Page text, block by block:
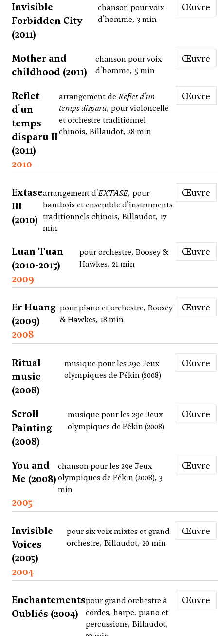
Invisible
Forbidden City
(2011)
chanson pour voix
d'homme, 3 min
Œuvre
Mother and
childhood (2011)
chanson pour voix
d'homme, 5 min
Œuvre
Reflet
d'un
temps
disparu II
(2011)
arrangement deReflet d'un
temps disparu, pour violoncelle
et orchestre traditionnel
chinois, Billaudot, 28 min
Œuvre
2010
Extase
III
(2010)
arrangement d'EXTASE, pour
hautbois et ensemble d'instruments
traditionnels chinois, Billaudot, 17
min
Œuvre
Luan Tuan
(2010-2015)
pour orchestre, Boosey &
Hawkes, 21 min
Œuvre
2009
Er Huang
(2009)
pour piano et orchestre, Boosey
& Hawkes, 18 min
Œuvre
2008
Ritual
music
(2008)
musique pour les 29e Jeux
olympiques de Pékin (2008)
Œuvre
Scroll
Painting
(2008)
musique pour les 29e Jeux
olympiques de Pékin (2008)
Œuvre
You and
Me (2008)
chanson pour les 29e Jeux
olympiques de Pékin (2008), 3
min
Œuvre
2005
Invisible
Voices
(2005)
pour six voix mixtes et grand
orchestre, Billaudot, 20 min
Œuvre
2004
Enchantements
Oubliés (2004)
pour grand orchestre à
cordes, harpe, piano et
percussions, Billaudot,
Œuvre